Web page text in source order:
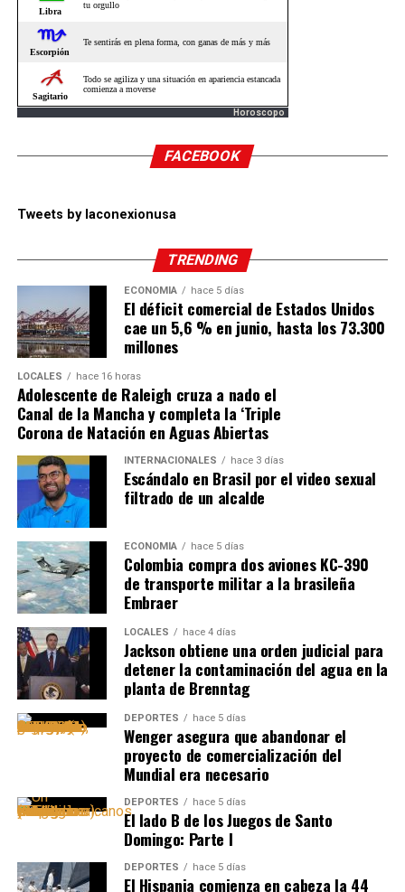
Horoscopo
FACEBOOK
Tweets by laconexionusa
TRENDING
ECONOMÍA hace 5 días
El déficit comercial de Estados Unidos
cae un 5,6 % en junio, hasta los 73.300
millones
LOCALES hace 16 horas
Adolescente de Raleigh cruza a nado el
Canal de la Mancha y completa la ‘Triple
Corona de Natación en Aguas Abiertas
INTERNACIONALES hace 3 días
Escándalo en Brasil por el video sexual
filtrado de un alcalde
ECONOMÍA hace 5 días
Colombia compra dos aviones KC-390
de transporte militar a la brasileña
Embraer
LOCALES hace 4 días
Jackson obtiene una orden judicial para
detener la contaminación del agua en la
planta de Brenntag
DEPORTES hace 5 días
Wenger asegura que abandonar el
proyecto de comercialización del
Mundial era necesario
DEPORTES hace 5 días
El lado B de los Juegos de Santo
Domingo: Parte I
DEPORTES hace 5 días
El Hispania comienza en cabeza la 44